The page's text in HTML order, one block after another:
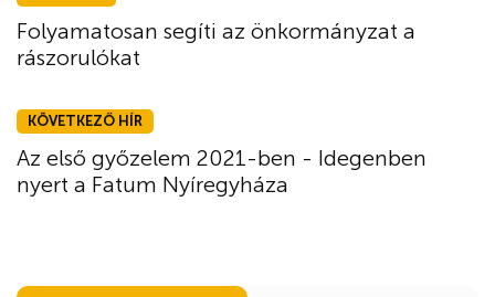
Folyamatosan segíti az önkormányzat a
rászorulókat
KÖVETKEZŐ HÍR
Az első győzelem 2021-ben - Idegenben
nyert a Fatum Nyíregyháza